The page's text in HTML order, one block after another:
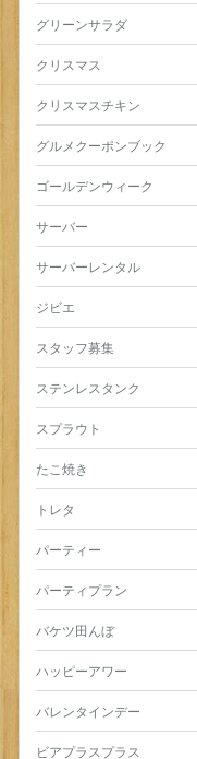
グリーンサラダ
クリスマス
クリスマスチキン
グルメクーポンブック
ゴールデンウィーク
サーバー
サーバーレンタル
ジビエ
スタッフ募集
ステンレスタンク
スプラウト
たこ焼き
トレタ
パーティー
パーティプラン
バケツ田んぼ
ハッピーアワー
バレンタインデー
ビアプラスプラス